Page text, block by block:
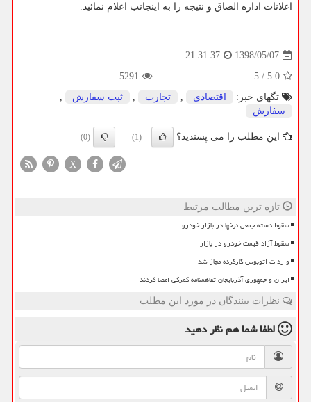
اعلانات اداره الصاق و نتیجه را به اینجانب اعلام نمائید.
1398/05/07
21:31:37
5.0
/
5
5291
تگهای خبر:
اقتصادی , تجارت , ثبت سفارش
,
سفارش
این مطلب را می پسندید؟ (1)
(0)
X
تازه ترین مطالب مرتبط
سقوط دسته جمعی نرخها در بازار خودرو
سقوط آزاد قیمت خودرو در بازار
واردات اتوبوس کارکرده مجاز شد
ایران و جمهوری آذربایجان تفاهمنامه گمرکی امضا کردند
نظرات بینندگان در مورد این مطلب
لطفا شما همنظر دهید